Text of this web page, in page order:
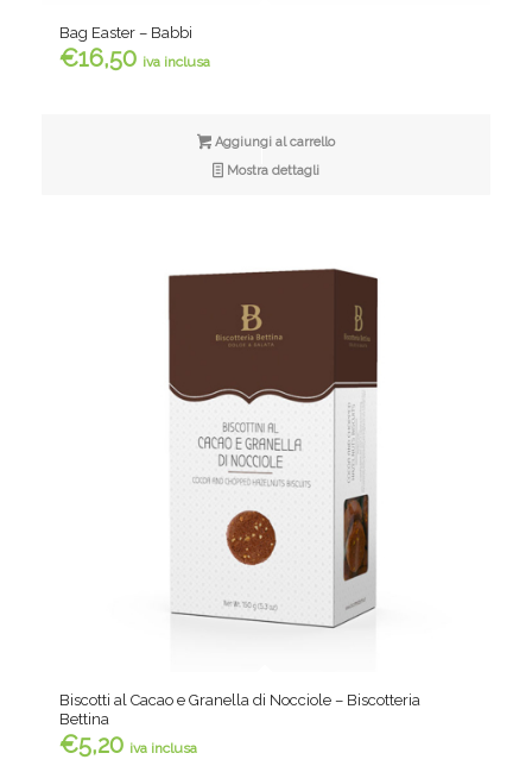
Bag Easter – Babbi
€16,50 iva inclusa
Aggiungi al carrello
Mostra dettagli
Biscotti al Cacao e Granella di Nocciole – Biscotteria
Bettina
€5,20 iva inclusa